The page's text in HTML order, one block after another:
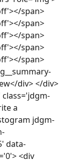
span>
span>
span>
span>
span>
div> </div>
a
jdgm-
data-
<div